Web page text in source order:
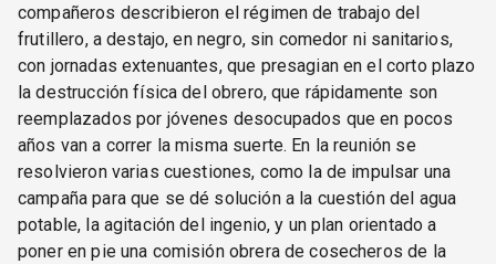
compañeros describieron el régimen de trabajo del
frutillero, a destajo, en negro, sin comedor ni sanitarios,
con jornadas extenuantes, que presagian en el corto plazo
la destrucción física del obrero, que rápidamente son
reemplazados por jóvenes desocupados que en pocos
años van a correr la misma suerte. En la reunión se
resolvieron varias cuestiones, como la de impulsar una
campaña para que se dé solución a la cuestión del agua
potable, la agitación del ingenio, y un plan orientado a
poner en pie una comisión obrera de cosecheros de la